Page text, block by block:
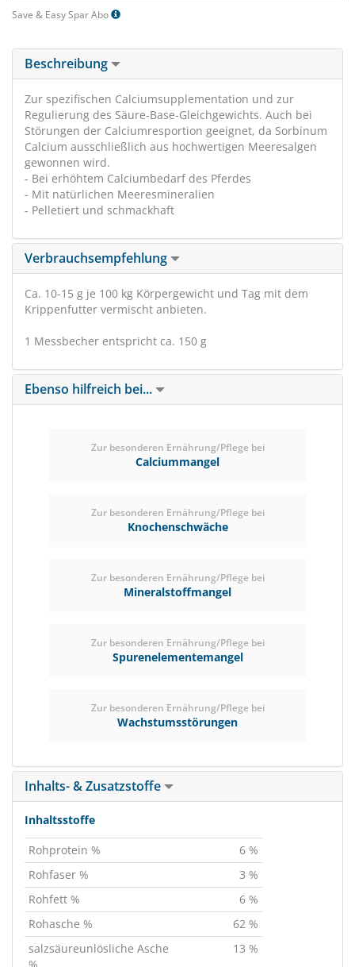
Save & Easy Spar Abo
Beschreibung
Zur spezifischen Calciumsupplementation und zur
Regulierung des Säure-Base-Gleichgewichts. Auch bei
Störungen der Calciumresportion geeignet, da Sorbinum
Calcium ausschließlich aus hochwertigen Meeresalgen
gewonnen wird.
- Bei erhöhtem Calciumbedarf des Pferdes
- Mit natürlichen Meeresmineralien
- Pelletiert und schmackhaft
Verbrauchsempfehlung
Ca. 10-15 g je 100 kg Körpergewicht und Tag mit dem
Krippenfutter vermischt anbieten.
1 Messbecher entspricht ca. 150 g
Ebenso hilfreich bei...
Zur besonderen Ernährung/Pflege bei
Calciummangel
Zur besonderen Ernährung/Pflege bei
Knochenschwäche
Zur besonderen Ernährung/Pflege bei
Mineralstoffmangel
Zur besonderen Ernährung/Pflege bei
Spurenelementemangel
Zur besonderen Ernährung/Pflege bei
Wachstumsstörungen
Inhalts- & Zusatzstoffe
Inhaltsstoffe
Rohprotein %
6 %
Rohfaser %
3 %
Rohfett %
6 %
Rohasche %
62 %
salzsäureunlösliche Asche
13 %